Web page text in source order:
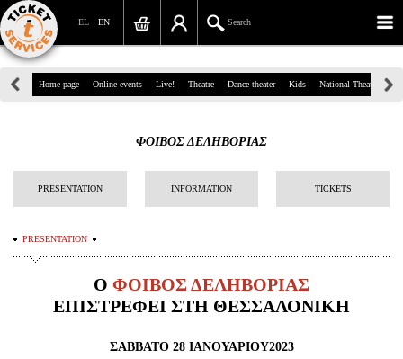
EN
EL Search
39, Panepistimiou Str, Athens
info@ticketservices.gr
Check out
Home page Online events Live! Theatre Dance theater Kids National Theatre
ΦΟΙΒΟΣ ΔΕΛΗΒΟΡΙΑΣ
PRESENTATION INFORMATION TICKETS
PRESENTATION
O ΦΟΙΒΟΣ ΔΕΛΗΒΟΡΙΑΣ
ΕΠΙΣΤΡΕΦΕΙ ΣΤH ΘΕΣΣΑΛΟΝΙΚΗ
ΣΑΒΒΑΤΟ 28 ΙΑΝΟΥΑΡΙΟΥ2023